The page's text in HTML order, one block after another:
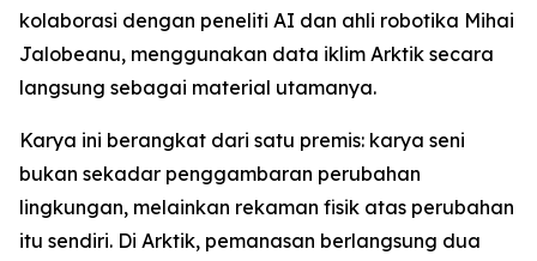
kolaborasi dengan peneliti AI dan ahli robotika Mihai
Jalobeanu, menggunakan data iklim Arktik secara
langsung sebagai material utamanya.
Karya ini berangkat dari satu premis: karya seni
bukan sekadar penggambaran perubahan
lingkungan, melainkan rekaman fisik atas perubahan
itu sendiri. Di Arktik, pemanasan berlangsung dua